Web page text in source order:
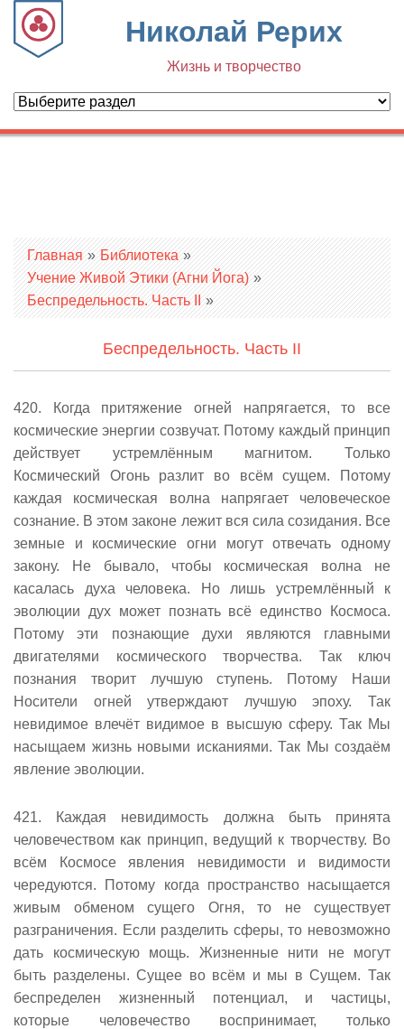
Николай Рерих
Жизнь и творчество
Вы здесь
Главная » Библиотека »
Учение Живой Этики (Агни Йога) »
Беспредельность. Часть II »
Беспредельность. Часть II
420. Когда притяжение огней напрягается, то все
космические энергии созвучат. Потому каждый принцип
действует устремлённым магнитом. Только
Космический Огонь разлит во всём сущем. Потому
каждая космическая волна напрягает человеческое
сознание. В этом законе лежит вся сила созидания. Все
земные и космические огни могут отвечать одному
закону. Не бывало, чтобы космическая волна не
касалась духа человека. Но лишь устремлённый к
эволюции дух может познать всё единство Космоса.
Потому эти познающие духи являются главными
двигателями космического творчества. Так ключ
познания творит лучшую ступень. Потому Наши
Носители огней утверждают лучшую эпоху. Так
невидимое влечёт видимое в высшую сферу. Так Мы
насыщаем жизнь новыми исканиями. Так Мы создаём
явление эволюции.
421. Каждая невидимость должна быть принята
человечеством как принцип, ведущий к творчеству. Во
всём Космосе явления невидимости и видимости
чередуются. Потому когда пространство насыщается
живым обменом сущего Огня, то не существует
разграничения. Если разделить сферы, то невозможно
дать космическую мощь. Жизненные нити не могут
быть разделены. Сущее во всём и мы в Сущем. Так
беспределен жизненный потенциал, и частицы,
которые человечество воспринимает, только